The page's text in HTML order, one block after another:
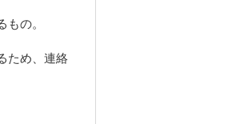
の。
ため、連絡